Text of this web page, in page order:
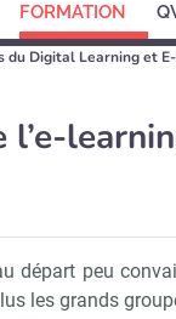
FORMATION
du Digital Learning et
l’e-
départ peu
les grands